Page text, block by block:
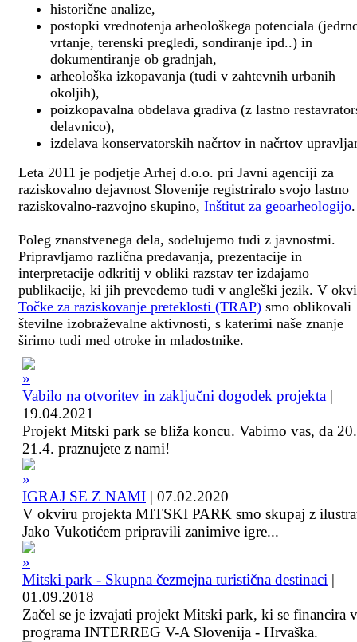
historične analize,
postopki vrednotenja arheološkega potenciala
vrtanje, terenski pregledi, sondiranje ipd..) in
dokumentiranje ob gradnjah,
arheološka izkopavanja (tudi v zahtevnih urbanih
okoljih),
poizkopavalna obdelava gradiva (z lastno
delavnico),
izdelava konservatorskih načrtov in načrtov
Leta 2011 je podjetje Arhej d.o.o. pri Javni agenciji za
raziskovalno dejavnost Slovenije registriralo svojo lastno
raziskovalno-razvojno skupino, Inštitut za geoarheologijo.
Poleg znanstvenega dela, sodelujemo tudi z javnostmi.
Pripravljamo različna predavanja, prezentacije in
interpretacije odkritij v obliki razstav ter izdajamo
publikacije, ki jih prevedemo tudi v angleški jezik. V
Točke za raziskovanje preteklosti (TRAP) smo oblikovali
številne izobraževalne aktivnosti, s katerimi naše znanje
širimo tudi med otroke in mladostnike.
Vabilo na otvoritev in zaključni dogodek projekta |
19.04.2021
Projekt Mitski park se bliža koncu. Vabimo vas, da
21.4. praznujete z nami!
IGRAJ SE Z NAMI | 07.02.2020
V okviru projekta MITSKI PARK smo skupaj z
Jako Vukotićem pripravili zanimive igre...
Mitski park - Skupna čezmejna turistična destinaci |
01.09.2018
Začel se je izvajati projekt Mitski park, ki se financira
programa INTERREG V-A Slovenija - Hrvaška.